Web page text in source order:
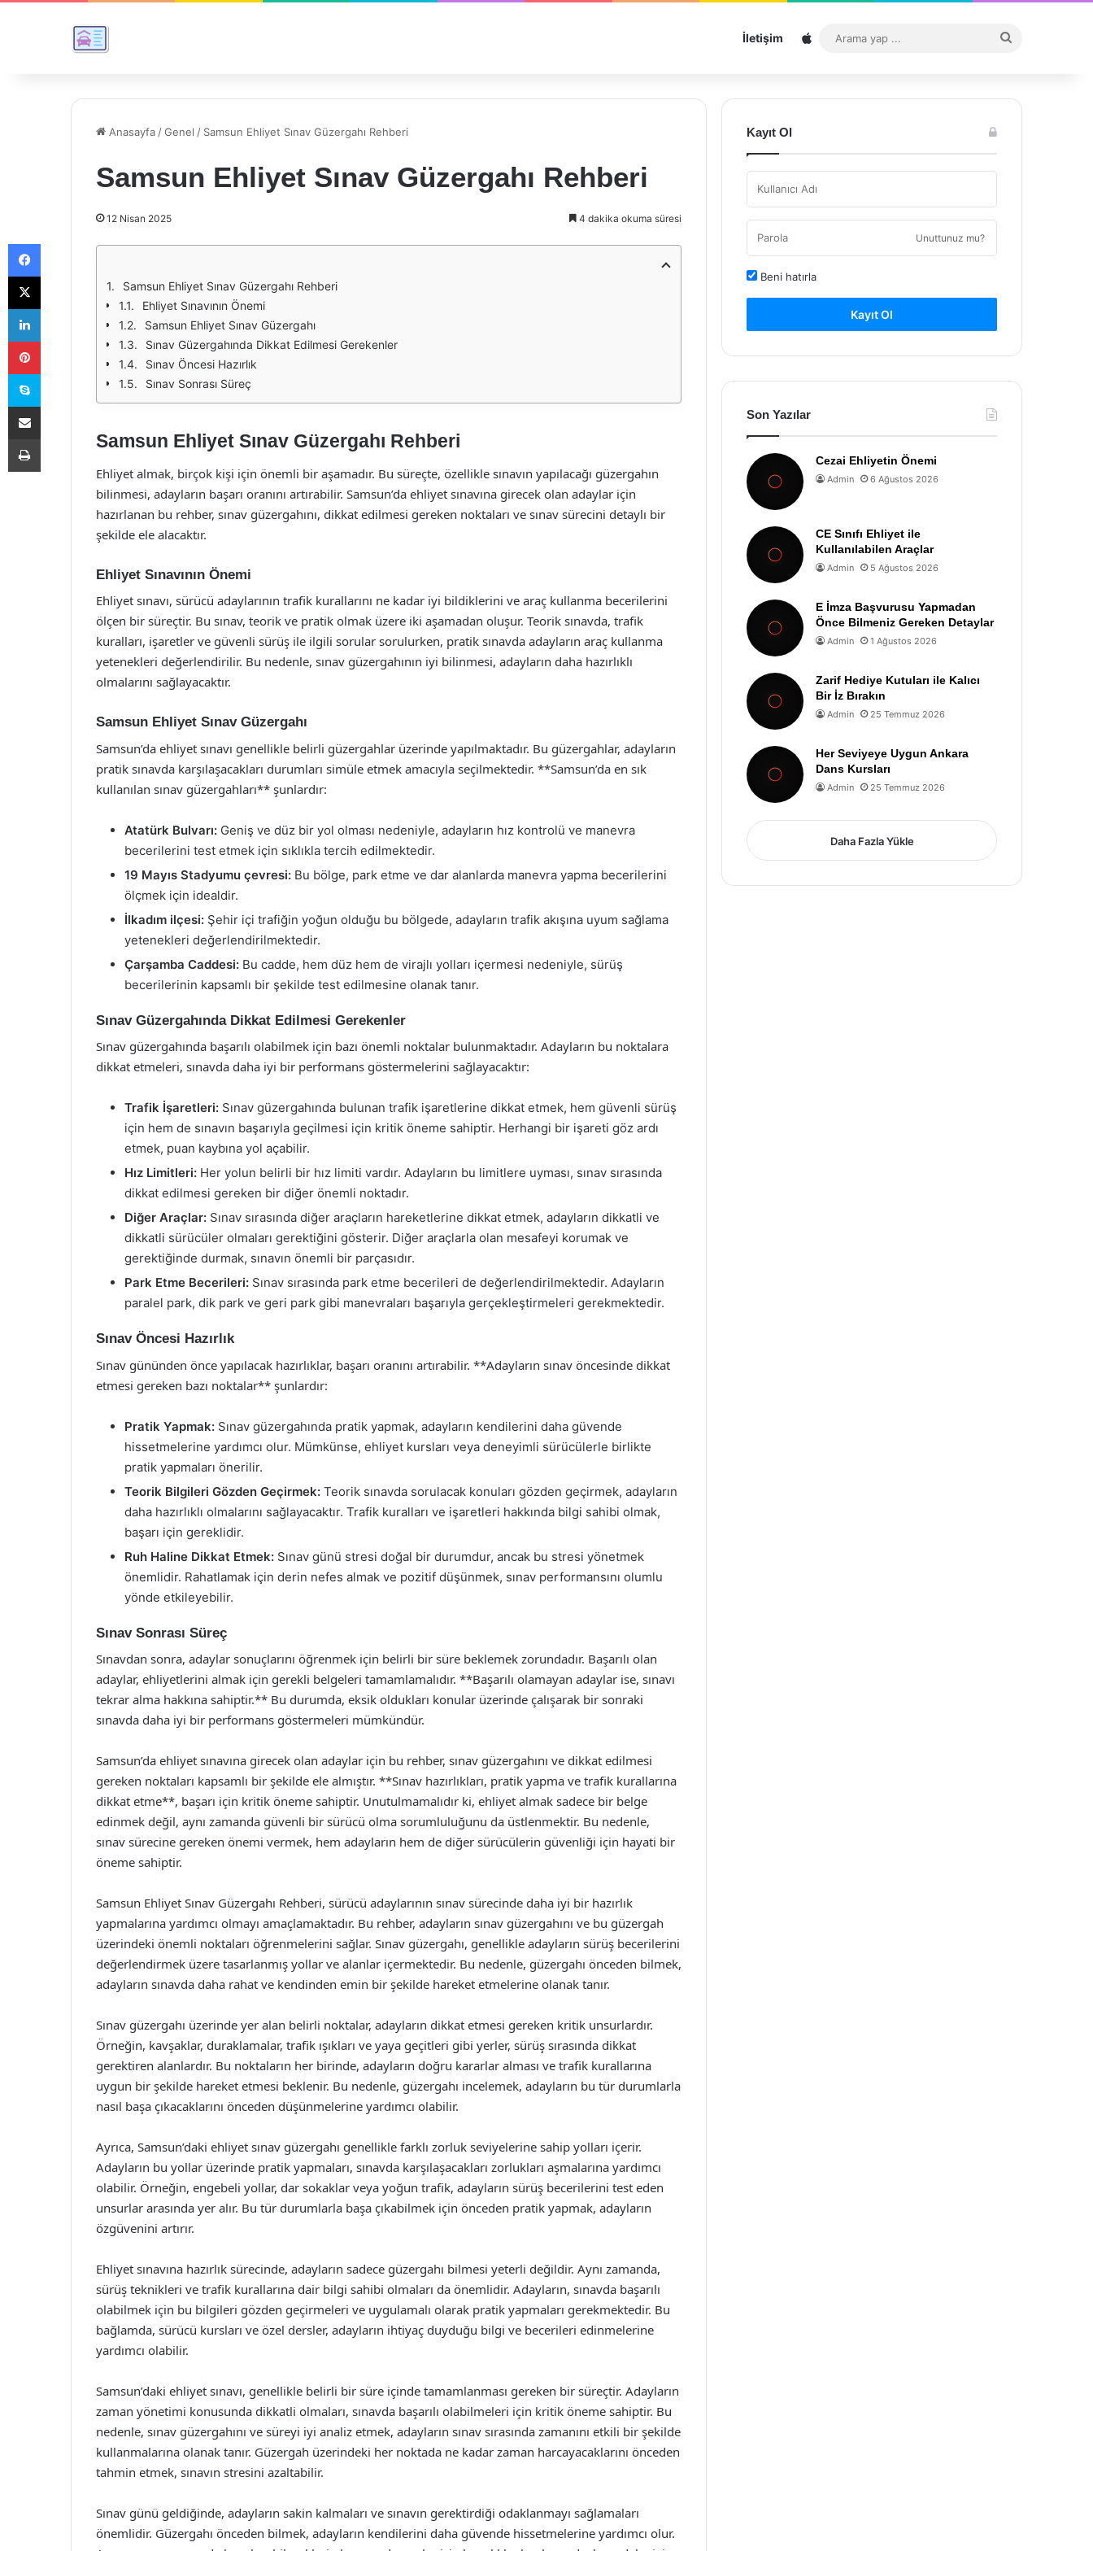
İletişim Sitemap
...
Anasayfa /Genel / Samsun Ehliyet Sınav Güzergahı Rehberi
Samsun Ehliyet Sınav Güzergahı Rehberi
12 Nisan 2025 4 dakika okuma süresi
Samsun Ehliyet Sınav Güzergahı Rehberi
Ehliyet Sınavının Önemi
Samsun Ehliyet Sınav Güzergahı
Sınav Güzergahında Dikkat Edilmesi Gerekenler
Sınav Öncesi Hazırlık
Sınav Sonrası Süreç
Samsun Ehliyet Sınav Güzergahı Rehberi
Ehliyet almak, birçok kişi için önemli bir aşamadır. Bu süreçte, özellikle sınavın yapılacağı güzergahın
bilinmesi, adayların başarı oranını artırabilir. Samsun’da ehliyet sınavına girecek olan adaylar için
hazırlanan bu rehber, sınav güzergahını, dikkat edilmesi gereken noktaları ve sınav sürecini detaylı bir
şekilde ele alacaktır.
Ehliyet Sınavının Önemi
Ehliyet sınavı, sürücü adaylarının trafik kurallarını ne kadar iyi bildiklerini ve araç kullanma becerilerini
ölçen bir süreçtir. Bu sınav, teorik ve pratik olmak üzere iki aşamadan oluşur. Teorik sınavda, trafik
kuralları, işaretler ve güvenli sürüş ile ilgili sorular sorulurken, pratik sınavda adayların araç kullanma
yetenekleri değerlendirilir. Bu nedenle, sınav güzergahının iyi bilinmesi, adayların daha hazırlıklı
olmalarını sağlayacaktır.
Samsun Ehliyet Sınav Güzergahı
Samsun’da ehliyet sınavı genellikle belirli güzergahlar üzerinde yapılmaktadır. Bu güzergahlar, adayların
pratik sınavda karşılaşacakları durumları simüle etmek amacıyla seçilmektedir. **Samsun’da en sık
kullanılan sınav güzergahları** şunlardır:
Atatürk Bulvarı: Geniş ve düz bir yol olması nedeniyle, adayların hız kontrolü ve manevra
becerilerini test etmek için sıklıkla tercih edilmektedir.
19 Mayıs Stadyumu çevresi: Bu bölge, park etme ve dar alanlarda manevra yapma becerilerini
ölçmek için idealdir.
İlkadım ilçesi: Şehir içi trafiğin yoğun olduğu bu bölgede, adayların trafik akışına uyum sağlama
yetenekleri değerlendirilmektedir.
Çarşamba Caddesi: Bu cadde, hem düz hem de virajlı yolları içermesi nedeniyle, sürüş
becerilerinin kapsamlı bir şekilde test edilmesine olanak tanır.
Sınav Güzergahında Dikkat Edilmesi Gerekenler
Sınav güzergahında başarılı olabilmek için bazı önemli noktalar bulunmaktadır. Adayların bu noktalara
dikkat etmeleri, sınavda daha iyi bir performans göstermelerini sağlayacaktır:
Trafik İşaretleri: Sınav güzergahında bulunan trafik işaretlerine dikkat etmek, hem güvenli sürüş
için hem de sınavın başarıyla geçilmesi için kritik öneme sahiptir. Herhangi bir işareti göz ardı
etmek, puan kaybına yol açabilir.
Hız Limitleri: Her yolun belirli bir hız limiti vardır. Adayların bu limitlere uyması, sınav sırasında
dikkat edilmesi gereken bir diğer önemli noktadır.
Diğer Araçlar: Sınav sırasında diğer araçların hareketlerine dikkat etmek, adayların dikkatli ve
dikkatli sürücüler olmaları gerektiğini gösterir. Diğer araçlarla olan mesafeyi korumak ve
gerektiğinde durmak, sınavın önemli bir parçasıdır.
Park Etme Becerileri: Sınav sırasında park etme becerileri de değerlendirilmektedir. Adayların
paralel park, dik park ve geri park gibi manevraları başarıyla gerçekleştirmeleri gerekmektedir.
Sınav Öncesi Hazırlık
Sınav gününden önce yapılacak hazırlıklar, başarı oranını artırabilir. **Adayların sınav öncesinde dikkat
etmesi gereken bazı noktalar** şunlardır:
Pratik Yapmak: Sınav güzergahında pratik yapmak, adayların kendilerini daha güvende
hissetmelerine yardımcı olur. Mümkünse, ehliyet kursları veya deneyimli sürücülerle birlikte
pratik yapmaları önerilir.
Teorik Bilgileri Gözden Geçirmek: Teorik sınavda sorulacak konuları gözden geçirmek, adayların
daha hazırlıklı olmalarını sağlayacaktır. Trafik kuralları ve işaretleri hakkında bilgi sahibi olmak,
başarı için gereklidir.
Ruh Haline Dikkat Etmek: Sınav günü stresi doğal bir durumdur, ancak bu stresi yönetmek
önemlidir. Rahatlamak için derin nefes almak ve pozitif düşünmek, sınav performansını olumlu
yönde etkileyebilir.
Sınav Sonrası Süreç
Sınavdan sonra, adaylar sonuçlarını öğrenmek için belirli bir süre beklemek zorundadır. Başarılı olan
adaylar, ehliyetlerini almak için gerekli belgeleri tamamlamalıdır. **Başarılı olamayan adaylar ise, sınavı
tekrar alma hakkına sahiptir.** Bu durumda, eksik oldukları konular üzerinde çalışarak bir sonraki
sınavda daha iyi bir performans göstermeleri mümkündür.
Samsun’da ehliyet sınavına girecek olan adaylar için bu rehber, sınav güzergahını ve dikkat edilmesi
gereken noktaları kapsamlı bir şekilde ele almıştır. **Sınav hazırlıkları, pratik yapma ve trafik kurallarına
dikkat etme**, başarı için kritik öneme sahiptir. Unutulmamalıdır ki, ehliyet almak sadece bir belge
edinmek değil, aynı zamanda güvenli bir sürücü olma sorumluluğunu da üstlenmektir. Bu nedenle,
sınav sürecine gereken önemi vermek, hem adayların hem de diğer sürücülerin güvenliği için hayati bir
öneme sahiptir.
Samsun Ehliyet Sınav Güzergahı Rehberi, sürücü adaylarının sınav sürecinde daha iyi bir hazırlık
yapmalarına yardımcı olmayı amaçlamaktadır. Bu rehber, adayların sınav güzergahını ve bu güzergah
üzerindeki önemli noktaları öğrenmelerini sağlar. Sınav güzergahı, genellikle adayların sürüş becerilerini
değerlendirmek üzere tasarlanmış yollar ve alanlar içermektedir. Bu nedenle, güzergahı önceden bilmek,
adayların sınavda daha rahat ve kendinden emin bir şekilde hareket etmelerine olanak tanır.
Sınav güzergahı üzerinde yer alan belirli noktalar, adayların dikkat etmesi gereken kritik unsurlardır.
Örneğin, kavşaklar, duraklamalar, trafik ışıkları ve yaya geçitleri gibi yerler, sürüş sırasında dikkat
gerektiren alanlardır. Bu noktaların her birinde, adayların doğru kararlar alması ve trafik kurallarına
uygun bir şekilde hareket etmesi beklenir. Bu nedenle, güzergahı incelemek, adayların bu tür durumlarla
nasıl başa çıkacaklarını önceden düşünmelerine yardımcı olabilir.
Ayrıca, Samsun’daki ehliyet sınav güzergahı genellikle farklı zorluk seviyelerine sahip yolları içerir.
Adayların bu yollar üzerinde pratik yapmaları, sınavda karşılaşacakları zorlukları aşmalarına yardımcı
olabilir. Örneğin, engebeli yollar, dar sokaklar veya yoğun trafik, adayların sürüş becerilerini test eden
unsurlar arasında yer alır. Bu tür durumlarla başa çıkabilmek için önceden pratik yapmak, adayların
özgüvenini artırır.
Ehliyet sınavına hazırlık sürecinde, adayların sadece güzergahı bilmesi yeterli değildir. Aynı zamanda,
sürüş teknikleri ve trafik kurallarına dair bilgi sahibi olmaları da önemlidir. Adayların, sınavda başarılı
olabilmek için bu bilgileri gözden geçirmeleri ve uygulamalı olarak pratik yapmaları gerekmektedir. Bu
bağlamda, sürücü kursları ve özel dersler, adayların ihtiyaç duyduğu bilgi ve becerileri edinmelerine
yardımcı olabilir.
Samsun’daki ehliyet sınavı, genellikle belirli bir süre içinde tamamlanması gereken bir süreçtir. Adayların
zaman yönetimi konusunda dikkatli olmaları, sınavda başarılı olabilmeleri için kritik öneme sahiptir. Bu
nedenle, sınav güzergahını ve süreyi iyi analiz etmek, adayların sınav sırasında zamanını etkili bir şekilde
kullanmalarına olanak tanır. Güzergah üzerindeki her noktada ne kadar zaman harcayacaklarını önceden
tahmin etmek, sınavın stresini azaltabilir.
Sınav günü geldiğinde, adayların sakin kalmaları ve sınavın gerektirdiği odaklanmayı sağlamaları
önemlidir. Güzergahı önceden bilmek, adayların kendilerini daha güvende hissetmelerine yardımcı olur.
Kayıt Ol
Unuttunuz mu?
Beni hatırla
Kayıt Ol
Son Yazılar
Cezai Ehliyetin Önemi
Admin 6 Ağustos 2026
CE Sınıfı Ehliyet ile
Kullanılabilen Araçlar
Admin 5 Ağustos 2026
E İmza Başvurusu Yapmadan
Önce Bilmeniz Gereken Detaylar
Admin 1 Ağustos 2026
Zarif Hediye Kutuları ile Kalıcı
Bir İz Bırakın
Admin 25 Temmuz 2026
Her Seviyeye Uygun Ankara
Dans Kursları
Admin 25 Temmuz 2026
Daha Fazla Yükle
Facebook
X
LinkedIn
Pinterest
Skype
E-Posta ile paylaş